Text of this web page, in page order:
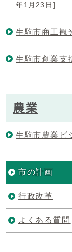
年1月23日]
生駒市商工観
生駒市創業支
農業
生駒市農業ビ
市の計画
行政改革
よくある質問